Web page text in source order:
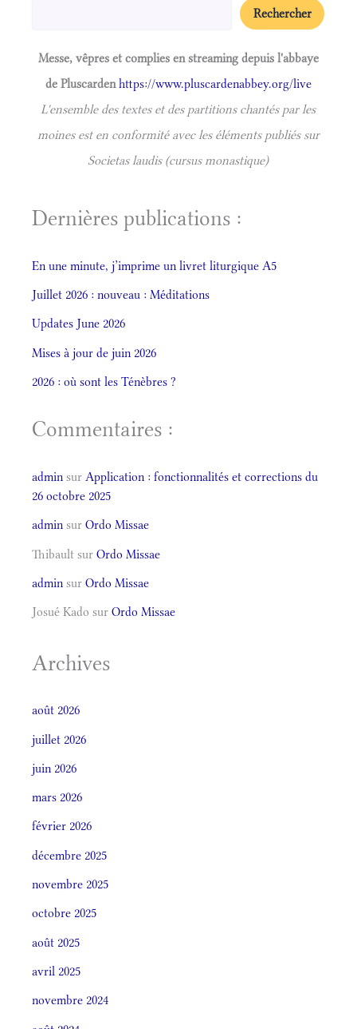
Rechercher
Messe, vêpres et complies en streaming depuis l'abbaye
de Pluscardenhttps://www.pluscardenabbey.org/live
L'ensemble des textes et des partitions chantés par les
moines est en conformité avec les éléments publiés sur
Societas laudis (cursus monastique)
Dernières publications :
En une minute, j’imprime un livret liturgique A5
Juillet 2026 : nouveau : Méditations
Updates June 2026
Mises à jour de juin 2026
2026 : où sont les Ténèbres ?
Commentaires :
admin sur Application : fonctionnalités et corrections du
26 octobre 2025
admin sur Ordo Missae
Thibault sur Ordo Missae
admin sur Ordo Missae
Josué Kado sur Ordo Missae
Archives
août 2026
juillet 2026
juin 2026
mars 2026
février 2026
décembre 2025
novembre 2025
octobre 2025
août 2025
avril 2025
novembre 2024